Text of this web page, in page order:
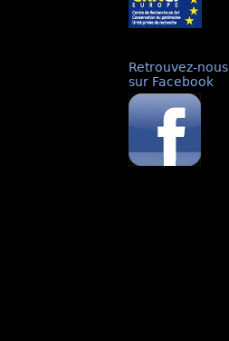
Retrouvez-nous
sur Facebook